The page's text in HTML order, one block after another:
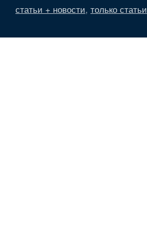
статьи + новости, только статьи